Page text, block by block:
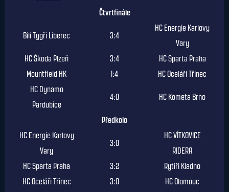
Čtvrtfinále
Bílí Tygři Liberec 3:4
HC Energie Karlovy
Vary
HC Škoda Plzeň
3:4
HC Sparta Praha
Mountfield HK
1:4
HC Oceláři Třinec
HC Dynamo
Pardubice
4:0 HC Kometa Brno
Předkolo
HC Energie Karlovy
Vary
3:0
HC VÍTKOVICE
RIDERA
HC Sparta Praha
3:2
Rytíři Kladno
HC Oceláři Třinec
3:0 HC Olomouc